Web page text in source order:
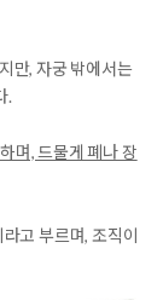
만, 자궁 밖에서는
.
며, 드물게 폐나 장
고 부르며, 조직이